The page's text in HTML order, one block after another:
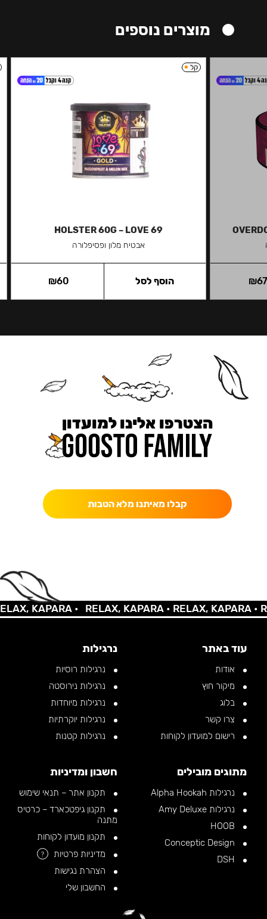
מוצרים נוספים
₪
קל
HOLSTER 60G – LOVE 69
אבטיח מלון ופסיפלורה
₪60 הוסף לסל
הצטרפו אלינו למועדון
קבלו מאיתנו מלא הטבות
KAPARA • RELAX, KAPARA •RELAX, KAPARA •
עוד באתר
אודות
מיקור חוץ
בלוג
צרו קשר
רישום למועדון לקוחות
נרגילות
נרגילות רוסיות
נרגילות נירוסטה
נרגילות מיוחדות
נרגילות יוקרתיות
נרגילות קטנות
מתוגים מובילים
נרגילות Alpha Hookah
נרגילות Amy Deluxe
חשבון ומדיניות
תקנון אתר – תנאי שימוש
תקנון גיפטכארד – כרטיס
מתנה
תקנון מועדון לקוחות
מדיניות פרטיות
?
הצהרת נגישות
החשבון שלי